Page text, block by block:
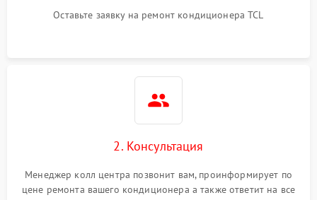
Оставьте заявку на ремонт кондиционера TCL
2. Консультация
Менеджер колл центра позвонит вам, проинформирует по
цене ремонта вашего кондиционера а также ответит на все